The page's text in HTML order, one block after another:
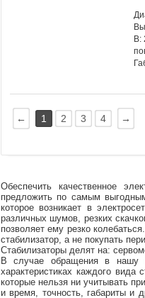
В:
← 1 2 3 4 →
Обеспечить качественное
предложить по самым
которое возникает в
различных шумов, резких
позволяет ему резко
стабилизатор, а не покупать
Стабилизаторы делят на:
В случае обращения в нашу
характеристиках каждого
которые нельзя ни учитывать
и время, точность, габариты и